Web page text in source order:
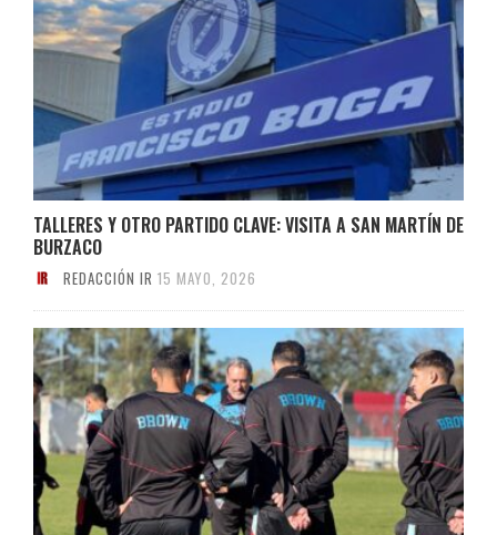
TALLERES Y OTRO PARTIDO CLAVE: VISITA A SAN MARTÍN DE
BURZACO
REDACCIÓN IR 15 MAYO, 2026